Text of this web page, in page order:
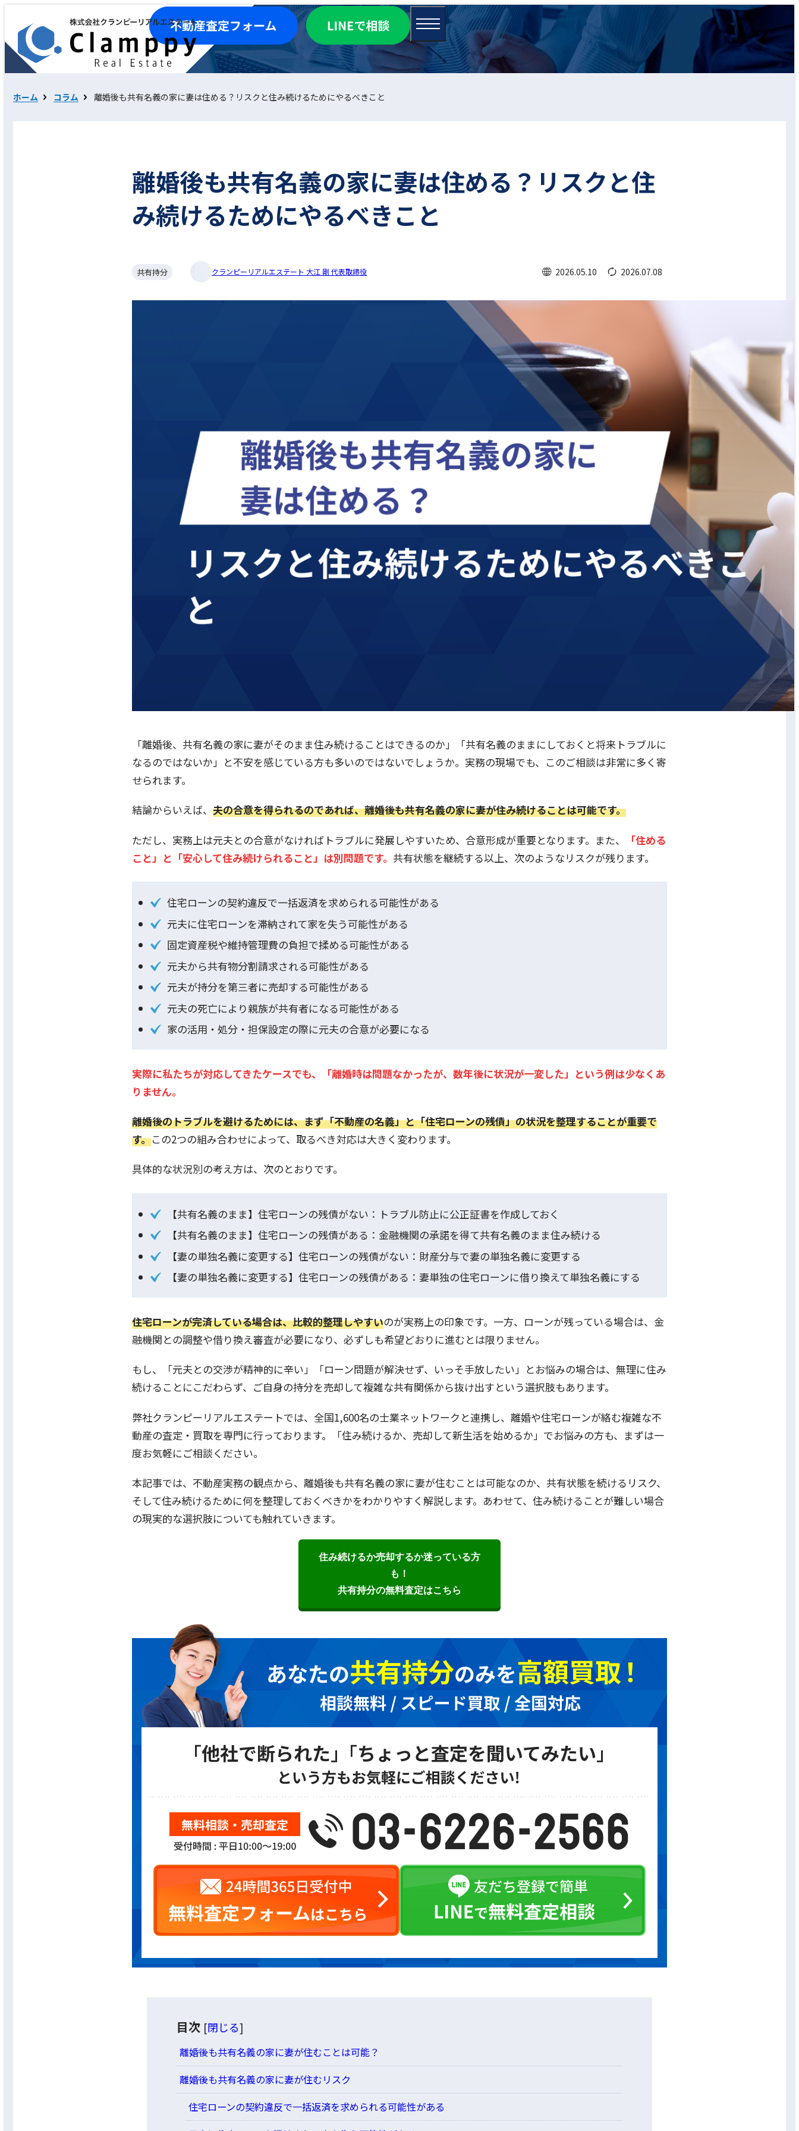
ホーム コラム 離婚後も共有名義の家に妻は住める？リスクと住み続けるためにやるべきこと
離婚後も共有名義の家に妻は住める？リスクと住
み続けるためにやるべきこと
共有持分 クランピーリアルエステート 大江 剛 代表取締役 2026.05.10 2026.07.08
「離婚後、共有名義の家に妻がそのまま住み続けることはできるのか」「共有名義のままにしておくと将来トラブルに
なるのではないか」と不安を感じている方も多いのではないでしょうか。実務の現場でも、このご相談は非常に多く寄
せられます。
結論からいえば、 夫の合意を得られるのであれば、離婚後も共有名義の家に妻が住み続けることは可能です。
ただし、実務上は元夫との合意がなければトラブルに発展しやすいため、合意形成が重要となります。また、
「住める
こと」と「安心して住み続けられること」は別問題です。 共有状態を継続する以上、次のようなリスクが残ります。
住宅ローンの契約違反で一括返済を求められる可能性がある
元夫に住宅ローンを滞納されて家を失う可能性がある
固定資産税や維持管理費の負担で揉める可能性がある
元夫から共有物分割請求される可能性がある
元夫が持分を第三者に売却する可能性がある
元夫の死亡により親族が共有者になる可能性がある
家の活用・処分・担保設定の際に元夫の合意が必要になる
実際に私たちが対応してきたケースでも、「離婚時は問題なかったが、数年後に状況が一変した」という例は少なくあ
りません。
離婚後のトラブルを避けるためには、まず「不動産の名義」と「住宅ローンの残債」の状況を整理することが重要で
す。この2つの組み合わせによって、取るべき対応は大きく変わります。
具体的な状況別の考え方は、次のとおりです。
【共有名義のまま】住宅ローンの残債がない：トラブル防止に公正証書を作成しておく
【共有名義のまま】住宅ローンの残債がある：金融機関の承諾を得て共有名義のまま住み続ける
【妻の単独名義に変更する】住宅ローンの残債がない：財産分与で妻の単独名義に変更する
【妻の単独名義に変更する】住宅ローンの残債がある：妻単独の住宅ローンに借り換えて単独名義にする
住宅ローンが完済している場合は、比較的整理しやすいのが実務上の印象です。一方、ローンが残っている場合は、金
融機関との調整や借り換え審査が必要になり、必ずしも希望どおりに進むとは限りません。
もし、「元夫との交渉が精神的に辛い」「ローン問題が解決せず、いっそ手放したい」とお悩みの場合は、無理に住み
続けることにこだわらず、ご自身の持分を売却して複雑な共有関係から抜け出すという選択肢もあります。
弊社クランピーリアルエステートでは、全国1,600名の士業ネットワークと連携し、離婚や住宅ローンが絡む複雑な不
動産の査定・買取を専門に行っております。「住み続けるか、売却して新生活を始めるか」でお悩みの方も、まずは一
度お気軽にご相談ください。
本記事では、不動産実務の観点から、離婚後も共有名義の家に妻が住むことは可能なのか、共有状態を続けるリスク、
そして住み続けるために何を整理しておくべきかをわかりやすく解説します。あわせて、住み続けることが難しい場合
の現実的な選択肢についても触れていきます。
住み続けるか売却するか迷っている方
も！
共有持分の無料査定はこちら
目次 [閉じる]
離婚後も共有名義の家に妻が住むことは可能？
離婚後も共有名義の家に妻が住むリスク
住宅ローンの契約違反で一括返済を求められる可能性がある